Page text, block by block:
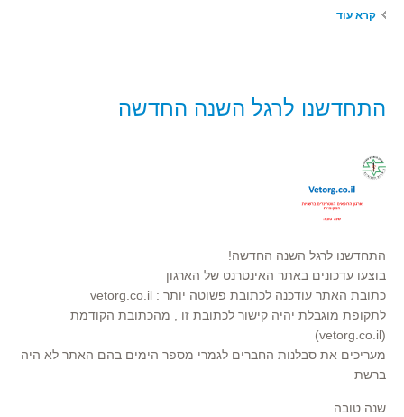
קרא עוד
התחדשנו לרגל השנה החדשה
התחדשנו לרגל השנה החדשה!
בוצעו עדכונים באתר האינטרנט של הארגון
כתובת האתר עודכנה לכתובת פשוטה יותר : vetorg.co.il
לתקופת מוגבלת יהיה קישור לכתובת זו , מהכתובת הקודמת
(vetorg.co.il)
מעריכים את סבלנות החברים לגמרי מספר הימים בהם האתר לא היה
ברשת
שנה טובה